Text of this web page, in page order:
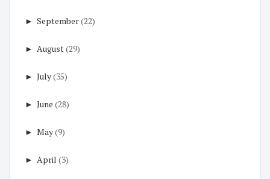
► September(22)
► August(29)
► July(35)
► June (28)
► May(9)
► April (3)